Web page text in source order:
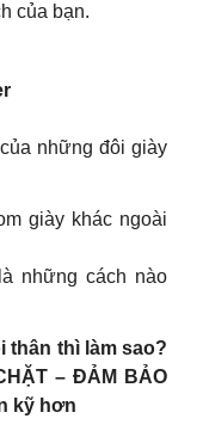
của bạn.
những đôi giày
giày khác ngoài
những cách nào
thân thì làm sao?
– ĐẢM BẢO
kỹ hơn